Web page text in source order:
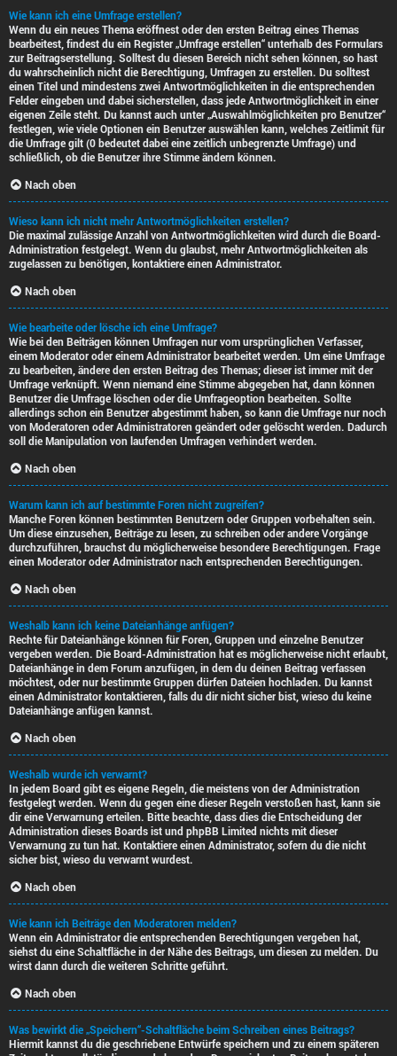
Wie kann ich eine Umfrage erstellen?
Wenn du ein neues Thema eröffnest oder den ersten Beitrag eines Themas
bearbeitest, findest du ein Register „Umfrage erstellen“ unterhalb des Formulars
zur Beitragserstellung. Solltest du diesen Bereich nicht sehen können, so hast
du wahrscheinlich nicht die Berechtigung, Umfragen zu erstellen. Du solltest
einen Titel und mindestens zwei Antwortmöglichkeiten in die entsprechenden
Felder eingeben und dabei sicherstellen, dass jede Antwortmöglichkeit in einer
eigenen Zeile steht. Du kannst auch unter „Auswahlmöglichkeiten pro Benutzer“
festlegen, wie viele Optionen ein Benutzer auswählen kann, welches Zeitlimit für
die Umfrage gilt (0 bedeutet dabei eine zeitlich unbegrenzte Umfrage) und
schließlich, ob die Benutzer ihre Stimme ändern können.
Nach oben
Wieso kann ich nicht mehr Antwortmöglichkeiten erstellen?
Die maximal zulässige Anzahl von Antwortmöglichkeiten wird durch die Board-
Administration festgelegt. Wenn du glaubst, mehr Antwortmöglichkeiten als
zugelassen zu benötigen, kontaktiere einen Administrator.
Nach oben
Wie bearbeite oder lösche ich eine Umfrage?
Wie bei den Beiträgen können Umfragen nur vom ursprünglichen Verfasser,
einem Moderator oder einem Administrator bearbeitet werden. Um eine Umfrage
zu bearbeiten, ändere den ersten Beitrag des Themas; dieser ist immer mit der
Umfrage verknüpft. Wenn niemand eine Stimme abgegeben hat, dann können
Benutzer die Umfrage löschen oder die Umfrageoption bearbeiten. Sollte
allerdings schon ein Benutzer abgestimmt haben, so kann die Umfrage nur noch
von Moderatoren oder Administratoren geändert oder gelöscht werden. Dadurch
soll die Manipulation von laufenden Umfragen verhindert werden.
Nach oben
Warum kann ich auf bestimmte Foren nicht zugreifen?
Manche Foren können bestimmten Benutzern oder Gruppen vorbehalten sein.
Um diese einzusehen, Beiträge zu lesen, zu schreiben oder andere Vorgänge
durchzuführen, brauchst du möglicherweise besondere Berechtigungen. Frage
einen Moderator oder Administrator nach entsprechenden Berechtigungen.
Nach oben
Weshalb kann ich keine Dateianhänge anfügen?
Rechte für Dateianhänge können für Foren, Gruppen und einzelne Benutzer
vergeben werden. Die Board-Administration hat es möglicherweise nicht erlaubt,
Dateianhänge in dem Forum anzufügen, in dem du deinen Beitrag verfassen
möchtest, oder nur bestimmte Gruppen dürfen Dateien hochladen. Du kannst
einen Administrator kontaktieren, falls du dir nicht sicher bist, wieso du keine
Dateianhänge anfügen kannst.
Nach oben
Weshalb wurde ich verwarnt?
In jedem Board gibt es eigene Regeln, die meistens von der Administration
festgelegt werden. Wenn du gegen eine dieser Regeln verstoßen hast, kann sie
dir eine Verwarnung erteilen. Bitte beachte, dass dies die Entscheidung der
Administration dieses Boards ist und phpBB Limited nichts mit dieser
Verwarnung zu tun hat. Kontaktiere einen Administrator, sofern du die nicht
sicher bist, wieso du verwarnt wurdest.
Nach oben
Wie kann ich Beiträge den Moderatoren melden?
Wenn ein Administrator die entsprechenden Berechtigungen vergeben hat,
siehst du eine Schaltfläche in der Nähe des Beitrags, um diesen zu melden. Du
wirst dann durch die weiteren Schritte geführt.
Nach oben
Was bewirkt die „Speichern“-Schaltfläche beim Schreiben eines Beitrags?
Hiermit kannst du die geschriebene Entwürfe speichern und zu einem späteren